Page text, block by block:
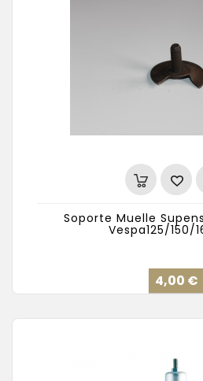
Soporte Muelle
Vespa125/150/
4,00 €